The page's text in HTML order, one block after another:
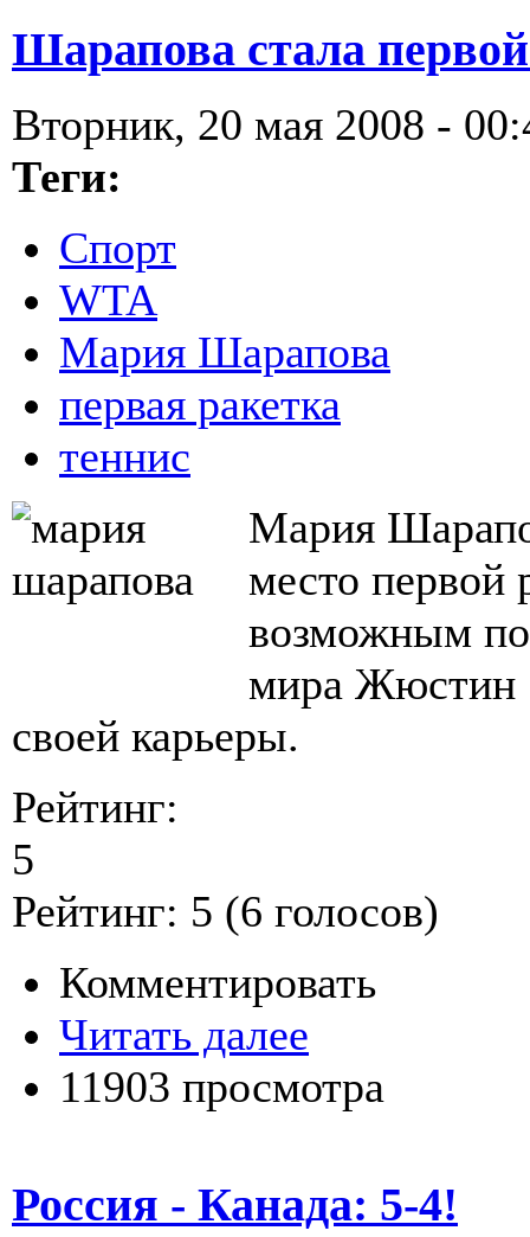
Шарапова стала
Вторник, 20 мая 2008 -
Теги:
Спорт
WTA
Мария Шарапова
первая ракетка
теннис
Мария
место первой
возможным
мира Жюстин
своей карьеры.
Рейтинг:
5
Рейтинг: 5 (6 голосов)
Комментировать
Читать далее
11903 просмотра
Россия - Канада: 5-4!